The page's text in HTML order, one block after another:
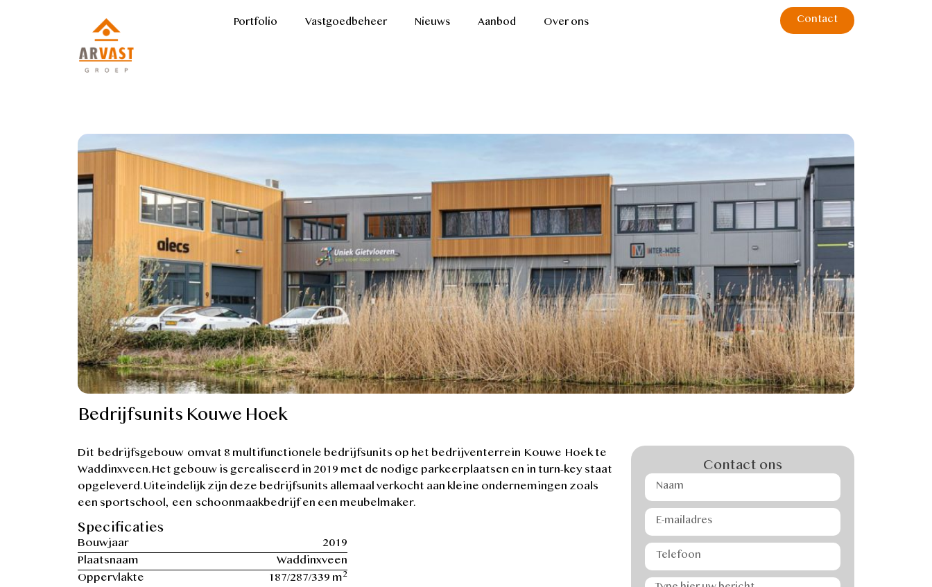
Portfolio Vastgoedbeheer Nieuws Aanbod Over ons Contact
Bedrijfsunits Kouwe Hoek
Dit bedrijfsgebouw omvat 8 multifunctionele bedrijfsunits op het bedrijventerrein Kouwe Hoek te
Waddinxveen. Het gebouw is gerealiseerd in 2019 met de nodige parkeerplaatsen en in turn-key staat
opgeleverd. Uiteindelijk zijn deze bedrijfsunits allemaal verkocht aan kleine ondernemingen zoals
een sportschool, een schoonmaakbedrijf en een meubelmaker.
Specificaties
Bouwjaar
2019
Plaatsnaam
Waddinxveen
Oppervlakte
187/287/339 m2
Contact ons